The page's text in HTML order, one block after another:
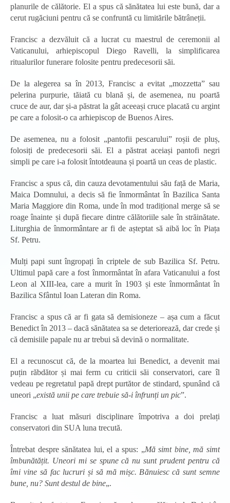
planurile de călătorie. El a spus că sănătatea lui este bună, dar a
cerut rugăciuni pentru că se confruntă cu limitările bătrâneții.
Francisc a dezvăluit că a lucrat cu maestrul de ceremonii al
Vaticanului, arhiepiscopul Diego Ravelli, la simplificarea
ritualurilor funerare folosite pentru predecesorii săi.
De la alegerea sa în 2013, Francisc a evitat „mozzetta” sau
pelerina purpurie, tăiată cu blană și, de asemenea, nu poartă
cruce de aur, dar și-a păstrat la gât aceeași cruce placată cu argint
pe care a folosit-o ca arhiepiscop de Buenos Aires.
De asemenea, nu a folosit „pantofii pescarului” roșii de pluș,
folosiți de predecesorii săi. El a păstrat aceiași pantofi negri
simpli pe care i-a folosit întotdeauna și poartă un ceas de plastic.
Francisc a spus că, din cauza devotamentului său față de Maria,
Maica Domnului, a decis să fie înmormântat în Bazilica Santa
Maria Maggiore din Roma, unde în mod tradițional merge să se
roage înainte și după fiecare dintre călătoriile sale în străinătate.
Liturghia de înmormântare ar fi de așteptat să aibă loc în Piața
Sf. Petru.
Mulți papi sunt îngropați în criptele de sub Bazilica Sf. Petru.
Ultimul papă care a fost înmormântat în afara Vaticanului a fost
Leon al XIII-lea, care a murit în 1903 și este înmormântat în
Bazilica Sfântul Ioan Lateran din Roma.
Francisc a spus că ar fi gata să demisioneze – așa cum a făcut
Benedict în 2013 – dacă sănătatea sa se deteriorează, dar crede și
că demisiile papale nu ar trebui să devină o normalitate.
El a recunoscut că, de la moartea lui Benedict, a devenit mai
puțin răbdător și mai ferm cu criticii săi conservatori, care îl
vedeau pe regretatul papă drept purtător de stindard, spunând că
uneori „există unii pe care trebuie să-i înfrunți un pic”.
Francisc a luat măsuri disciplinare împotriva a doi prelați
conservatori din SUA luna trecută.
Întrebat despre sănătatea lui, el a spus: „Mă simt bine, mă simt
îmbunătățit. Uneori mi se spune că nu sunt prudent pentru că
îmi vine să fac lucruri și să mă mișc. Bănuiesc că sunt semne
bune, nu? Sunt destul de bine„.